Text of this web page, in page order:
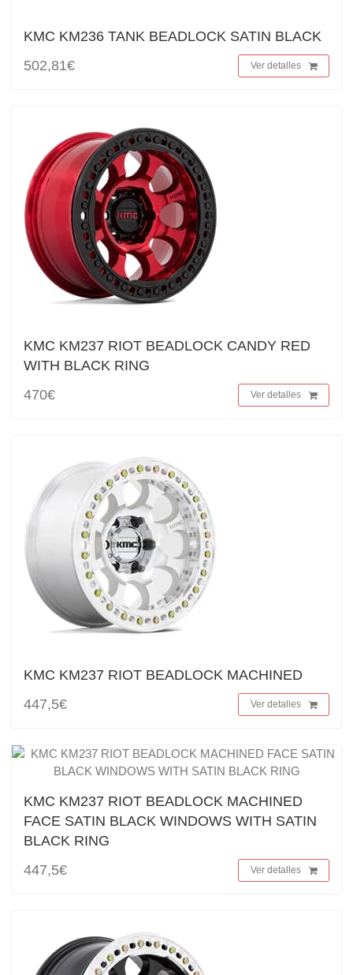
KMC KM236 TANK BEADLOCK SATIN BLACK
502,81€
Ver detalles
KMC KM237 RIOT BEADLOCK CANDY RED
WITH BLACK RING
470€
Ver detalles
KMC KM237 RIOT BEADLOCK MACHINED
447,5€
Ver detalles
KMC KM237 RIOT BEADLOCK MACHINED
FACE SATIN BLACK WINDOWS WITH SATIN
BLACK RING
447,5€
Ver detalles